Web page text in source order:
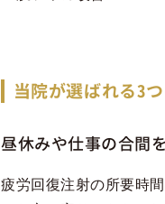
当院が選ばれる3
昼休みや仕事の合間
疲労回復注射の所要時